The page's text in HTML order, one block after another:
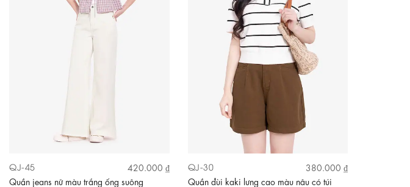
QJ-45
420.000 ₫
Quần jeans nữ màu trắng ống suông
QJ-30
380.000 ₫
Quần đùi kaki lưng cao màu nâu có túi